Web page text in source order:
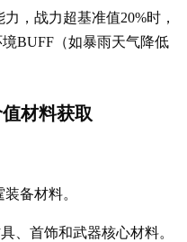
，战力超基准值20%时，
BUFF（如暴雨天气降低
材料获取
装备材料。
、首饰和武器核心材料。